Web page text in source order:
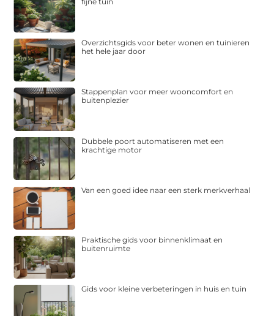
Overzichtsgids voor beter wonen en tuinieren
het hele jaar door
Stappenplan voor meer wooncomfort en
buitenplezier
Dubbele poort automatiseren met een
krachtige motor
Van een goed idee naar een sterk merkverhaal
Praktische gids voor binnenklimaat en
buitenruimte
Gids voor kleine verbeteringen in huis en tuin